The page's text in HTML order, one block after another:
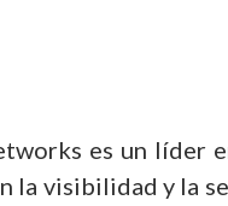
es un líder
la visibilidad y la